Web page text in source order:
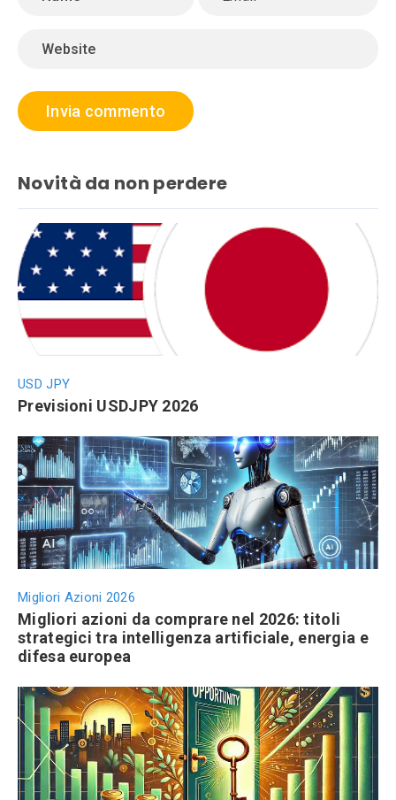
Novità da non perdere
USD JPY
Previsioni USDJPY 2026
Migliori Azioni 2026
Migliori azioni da comprare nel 2026: titoli
strategici tra intelligenza artificiale, energia e
difesa europea